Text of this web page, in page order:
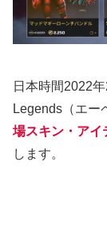
日本時間2022
Legends（エー
場スキン・アイ
します。